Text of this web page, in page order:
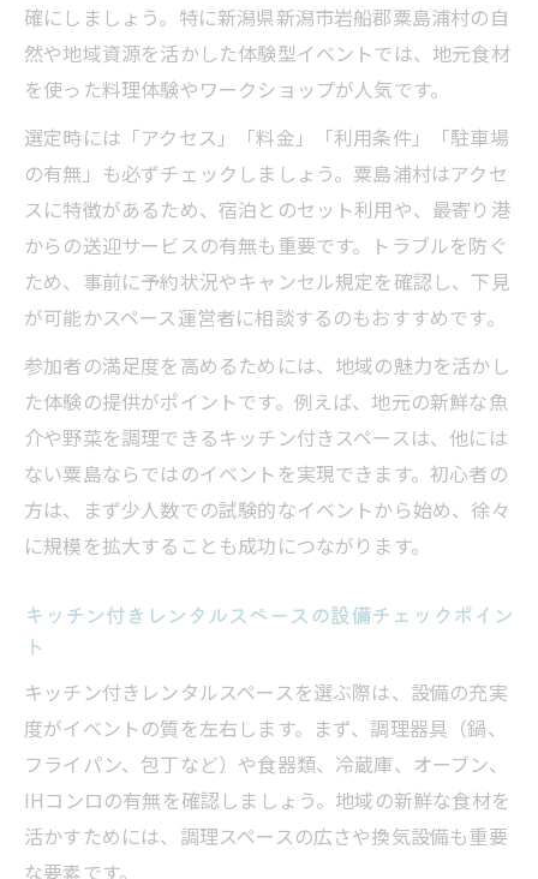
確にしましょう。特に新潟県新潟市岩船郡粟島浦村の自
然や地域資源を活かした体験型イベントでは、地元食材
を使った料理体験やワークショップが人気です。
選定時には「アクセス」「料金」「利用条件」「駐車場
の有無」も必ずチェックしましょう。粟島浦村はアクセ
スに特徴があるため、宿泊とのセット利用や、最寄り港
からの送迎サービスの有無も重要です。トラブルを防ぐ
ため、事前に予約状況やキャンセル規定を確認し、下見
が可能かスペース運営者に相談するのもおすすめです。
参加者の満足度を高めるためには、地域の魅力を活かし
た体験の提供がポイントです。例えば、地元の新鮮な魚
介や野菜を調理できるキッチン付きスペースは、他には
ない粟島ならではのイベントを実現できます。初心者の
方は、まず少人数での試験的なイベントから始め、徐々
に規模を拡大することも成功につながります。
キッチン付きレンタルスペースの設備チェックポイン
ト
キッチン付きレンタルスペースを選ぶ際は、設備の充実
度がイベントの質を左右します。まず、調理器具（鍋、
フライパン、包丁など）や食器類、冷蔵庫、オーブン、
IHコンロの有無を確認しましょう。地域の新鮮な食材を
活かすためには、調理スペースの広さや換気設備も重要
な要素です。